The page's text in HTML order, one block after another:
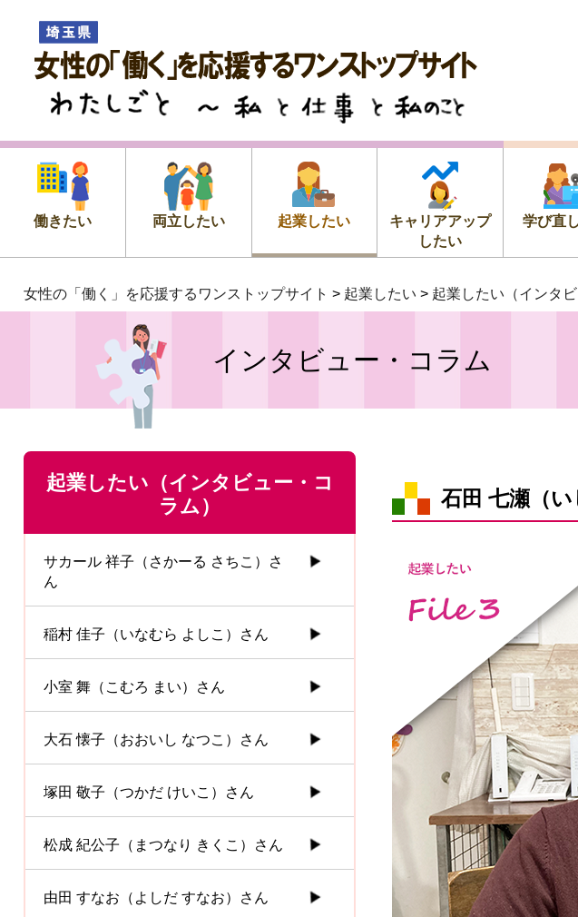
女性の「働く」を応援するワンストッ
プサイト
わたしごと ～私 と 仕事 と 私のこと
働きたい 両立したい 起業したい
キャリアアップ
したい
学び直
女性の「働く」を応援するワンストップサイト > 起業したい > 起業したい（インタビ
インタビュー・コラム
起業したい（インタビュー・コ
ラム）
サカール 祥子（さかーる さちこ）さ
ん
稲村 佳子（いなむら よしこ）さん
小室 舞（こむろ まい）さん
大石 懐子（おおいし なつこ）さん
塚田 敬子（つかだ けいこ）さん
松成 紀公子（まつなり きくこ）さん
由田 すなお（よしだ すなお）さん
石田 七瀬（